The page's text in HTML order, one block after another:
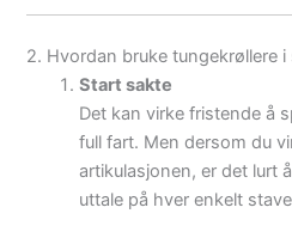
2. Hvordan bruke tungekrøllere
Start sakte
Det kan virke fristende å
full fart. Men dersom du
artikulasjonen, er det lurt
uttale på hver enkelt